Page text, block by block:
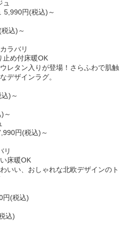
5,990円(税込)～
込)～
止め付床暖OK
レタン入りが登場！さらふわで肌触
デザインラグ。
)～
～
円(税込)～
床暖OK
いい、おしゃれな北欧デザインのト
円(税込)
込)